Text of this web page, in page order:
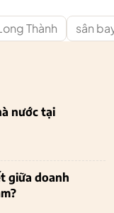
Thành sân
nước tại
giữa doanh